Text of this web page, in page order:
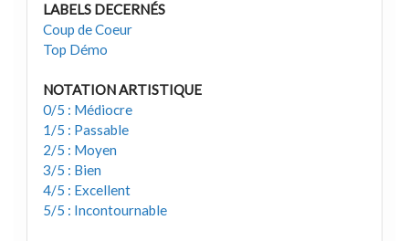
LABELS DECERNÉS
Coup de Coeur
Top Démo
NOTATION ARTISTIQUE
0/5 : Médiocre
1/5 : Passable
2/5 : Moyen
3/5 : Bien
4/5 : Excellent
5/5 : Incontournable